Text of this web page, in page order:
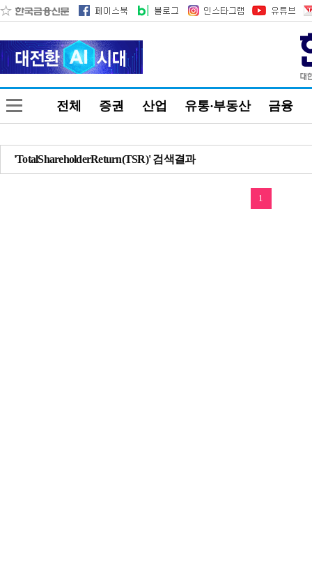
전체 증권 산업 유통·부동산 금융
'TotalShareholderReturn(TSR)' 검색결과
1